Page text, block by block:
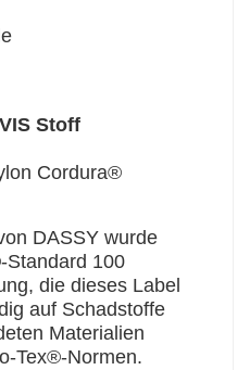
Stoff
Cordura®
DASSY wurde
Standard 100
die dieses Label
auf Schadstoffe
Materialien
Tex®-Normen.